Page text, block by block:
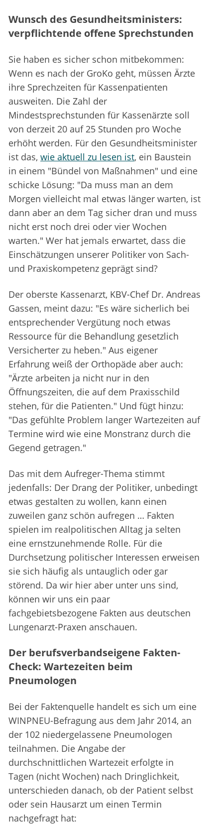
Wunsch des Gesundheitsministers:
verpflichtende offene Sprechstunden
Sie haben es sicher schon mitbekommen:
Wenn es nach der GroKo geht, müssen Ärzte
ihre Sprechzeiten für Kassenpatienten
ausweiten. Die Zahl der
Mindestsprechstunden für Kassenärzte soll
von derzeit 20 auf 25 Stunden pro Woche
erhöht werden. Für den Gesundheitsminister
ist das, wie aktuell zu lesen ist, ein Baustein
in einem "Bündel von Maßnahmen" und eine
schicke Lösung: "Da muss man an dem
Morgen vielleicht mal etwas länger warten, ist
dann aber an dem Tag sicher dran und muss
nicht erst noch drei oder vier Wochen
warten." Wer hat jemals erwartet, dass die
Einschätzungen unserer Politiker von Sach-
und Praxiskompetenz geprägt sind?
Der oberste Kassenarzt, KBV-Chef Dr. Andreas
Gassen, meint dazu: "Es wäre sicherlich bei
entsprechender Vergütung noch etwas
Ressource für die Behandlung gesetzlich
Versicherter zu heben." Aus eigener
Erfahrung weiß der Orthopäde aber auch:
"Ärzte arbeiten ja nicht nur in den
Öffnungszeiten, die auf dem Praxisschild
stehen, für die Patienten." Und fügt hinzu:
"Das gefühlte Problem langer Wartezeiten auf
Termine wird wie eine Monstranz durch die
Gegend getragen."
Das mit dem Aufreger-Thema stimmt
jedenfalls: Der Drang der Politiker, unbedingt
etwas gestalten zu wollen, kann einen
zuweilen ganz schön aufregen … Fakten
spielen im realpolitischen Alltag ja selten
eine ernstzunehmende Rolle. Für die
Durchsetzung politischer Interessen erweisen
sie sich häufig als untauglich oder gar
störend. Da wir hier aber unter uns sind,
können wir uns ein paar
fachgebietsbezogene Fakten aus deutschen
Lungenarzt-Praxen anschauen.
Der berufsverbandseigene Fakten-
Check: Wartezeiten beim
Pneumologen
Bei der Faktenquelle handelt es sich um eine
WINPNEU-Befragung aus dem Jahr 2014, an
der 102 niedergelassene Pneumologen
teilnahmen. Die Angabe der
durchschnittlichen Wartezeit erfolgte in
Tagen (nicht Wochen) nach Dringlichkeit,
unterschieden danach, ob der Patient selbst
oder sein Hausarzt um einen Termin
nachgefragt hat: